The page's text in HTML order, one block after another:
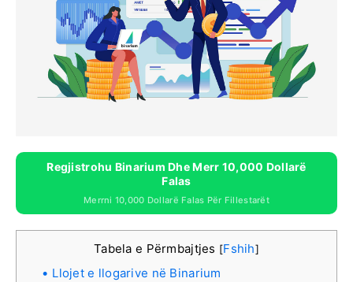
Regjistrohu Binarium Dhe Merr 10,000 Dollarë
Falas
Merrni 10,000 Dollarë Falas Për Fillestarët
Tabela e Përmbajtjes [Fshih]
Llojet e llogarive në Binarium